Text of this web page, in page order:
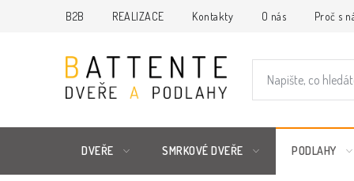
B2B REALIZACE Kontakty O nás Proč s
DVEŘE SMRKOVÉ DVEŘE PODLAHY